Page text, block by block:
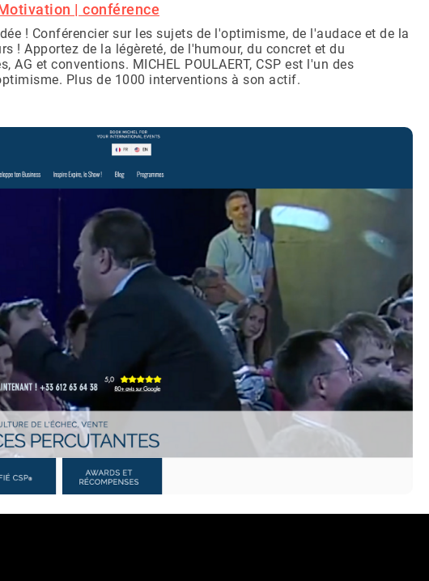
| conférence
! Conférencier sur les sujets de l'optimisme, de l'audace et de la
! Apportez de la légèreté, de l'humour, du concret et du
et conventions. MICHEL POULAERT, CSP est l'un des
Plus de 1000 interventions à son actif.